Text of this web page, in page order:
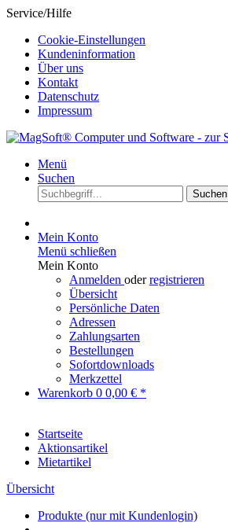
Service/Hilfe
Cookie-Einstellungen
Kundeninformation
Über uns
Kontakt
Datenschutz
Impressum
Menü
Suchen
Suchen
Mein Konto
Menü schließen
Mein Konto
Anmelden oderregistrieren
Übersicht
Persönliche Daten
Adressen
Zahlungsarten
Bestellungen
Sofortdownloads
Merkzettel
Warenkorb 0 0,00 € *
Startseite
Aktionsartikel
Mietartikel
Übersicht
Produkte (nur mit Kundenlogin)